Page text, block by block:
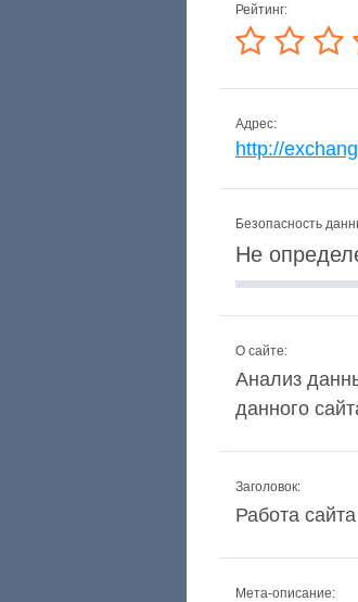
Рейтинг:
Адрес:
http://
Безопасность
Не
О сайте:
Анализ
данного
Заголовок:
Работа
Мета-описание: